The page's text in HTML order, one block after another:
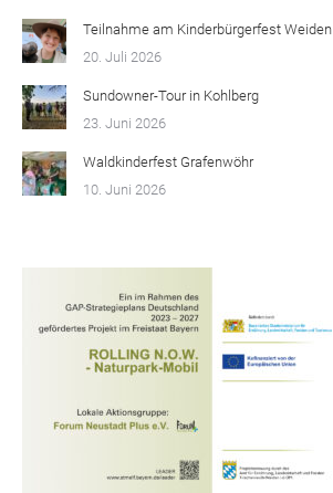
Teilnahme am Kinderbürgerfest Weiden
20. Juli 2026
Sundowner-Tour in Kohlberg
23. Juni 2026
Waldkinderfest Grafenwöhr
10. Juni 2026